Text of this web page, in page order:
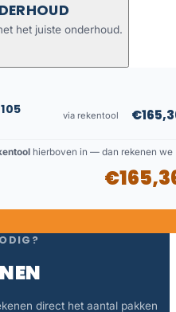
het juiste onderhoud.
via rekentool
hierboven in — dan rekenen we
direct het aantal pakken